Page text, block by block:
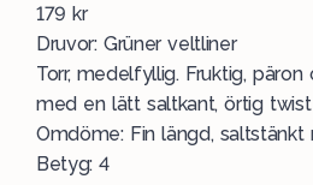
179 kr
Druvor: Grüner veltliner
Torr, medelfyllig. Fruktig,
med en lätt saltkant, örtig
Omdöme: Fin längd,
Betyg: 4